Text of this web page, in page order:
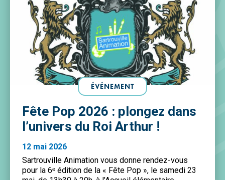
ÉVÉNEMENT
Fête Pop 2026 : plongez dans
l’univers du Roi Arthur !
12 mai 2026
Sartrouville Animation vous donne rendez-vous
pour la 6ᵉ édition de la « Fête Pop », le samedi 23